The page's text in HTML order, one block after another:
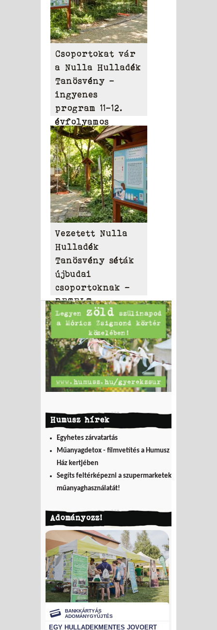
Csoportokat vár
a Nulla Hulladék
Tanösvény –
ingyenes
program 11-12.
évfolyamos
diákoknak
Vezetett Nulla
Hulladék
Tanösvény séták
újbudai
csoportoknak –
BETELT
Humusz hírek
Egyhetes zárvatartás
Műanyagdetox - filmvetítés a Humusz
Ház kertjében
Segíts feltérképezni a szupermarketek
műanyaghasználatát!
Adományozz!